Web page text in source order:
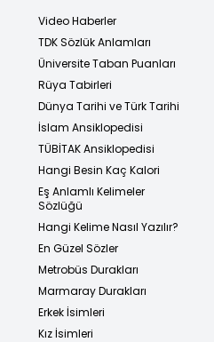
Video Haberler
TDK Sözlük Anlamları
Üniversite Taban Puanları
Rüya Tabirleri
Dünya Tarihi ve Türk Tarihi
İslam Ansiklopedisi
TÜBİTAK Ansiklopedisi
Hangi Besin Kaç Kalori
Eş Anlamlı Kelimeler
Sözlüğü
Hangi Kelime Nasıl Yazılır?
En Güzel Sözler
Metrobüs Durakları
Marmaray Durakları
Erkek İsimleri
Kız İsimleri